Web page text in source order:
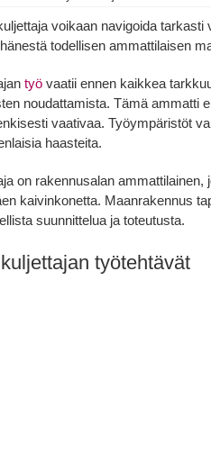
voikaan navigoida
todellisen ammattilaisen
työ vaatii ennen kaikkea
noudattamista. Tämä ammatti
vaativaa. Työympäristöt
haasteita.
on rakennusalan ammattilainen,
kaivinkonetta. Maanrakennus
suunnittelua ja toteutusta.
työtehtävät